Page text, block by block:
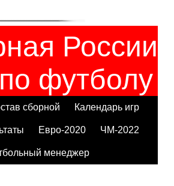
России
по футболу
сборной Календарь игр
Евро-2020 ЧМ-2022
менеджер